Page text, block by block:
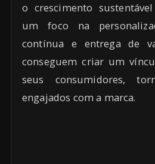
o crescimento
um foco na
contínua e entrega de
conseguem criar um
seus consumidores,
engajados com a marca.